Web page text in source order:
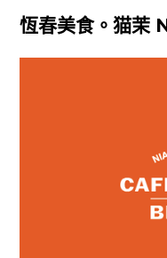
恆春美食。猫茉